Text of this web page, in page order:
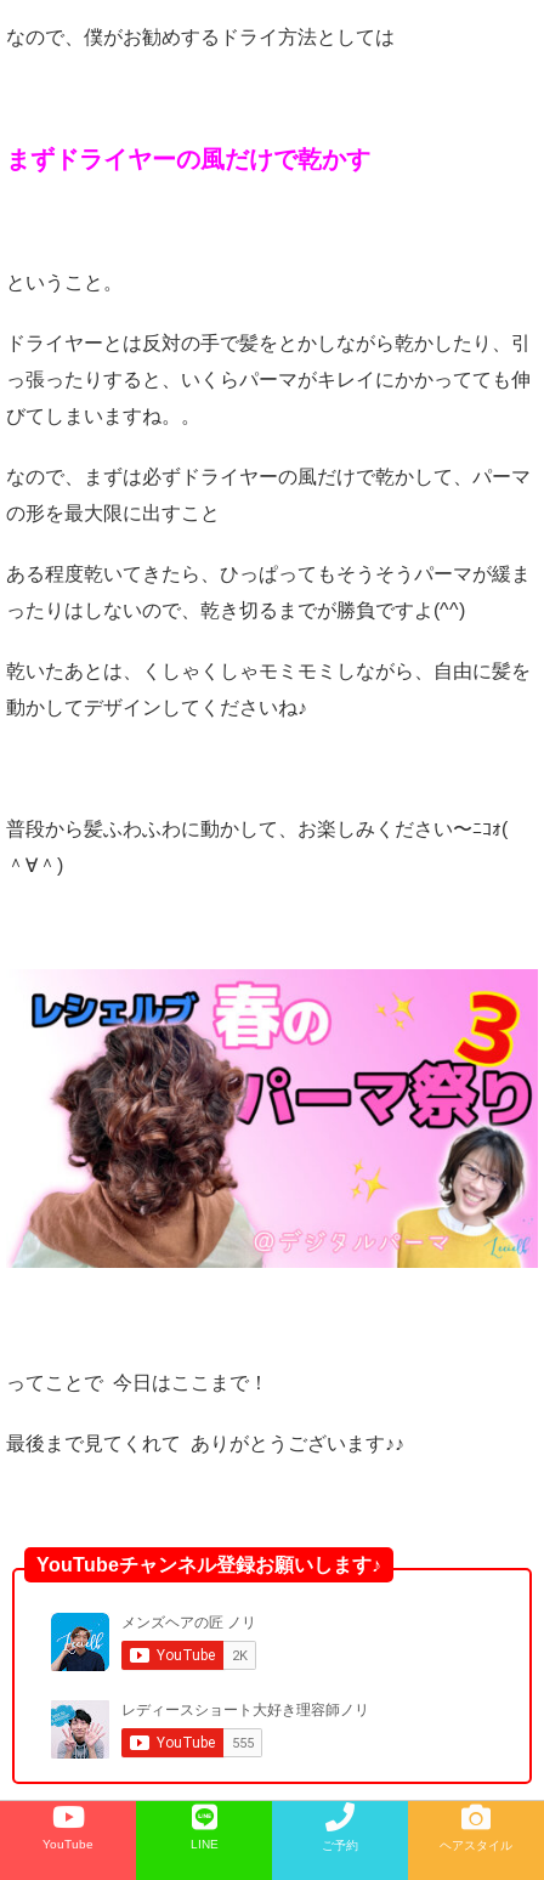
なので、僕がお勧めするドライ方法としては
まずドライヤーの風だけで乾かす
ということ。
ドライヤーとは反対の手で髪をとかしながら乾かしたり、引
っ張ったりすると、いくらパーマがキレイにかかってても伸
びてしまいますね。。
なので、まずは必ずドライヤーの風だけで乾かして、パーマ
の形を最大限に出すこと
ある程度乾いてきたら、ひっぱってもそうそうパーマが緩ま
ったりはしないので、乾き切るまでが勝負ですよ(^^)
乾いたあとは、くしゃくしゃモミモミしながら、自由に髪を
動かしてデザインしてくださいね♪
普段から髪ふわふわに動かして、お楽しみください〜ﾆｺｫ(
＾∀＾)
ってことで 今日はここまで！
最後まで見てくれて ありがとうございます♪♪
YouTubeチャンネル登録お願いします♪
YouTube LINE ご予約 ヘアスタイル